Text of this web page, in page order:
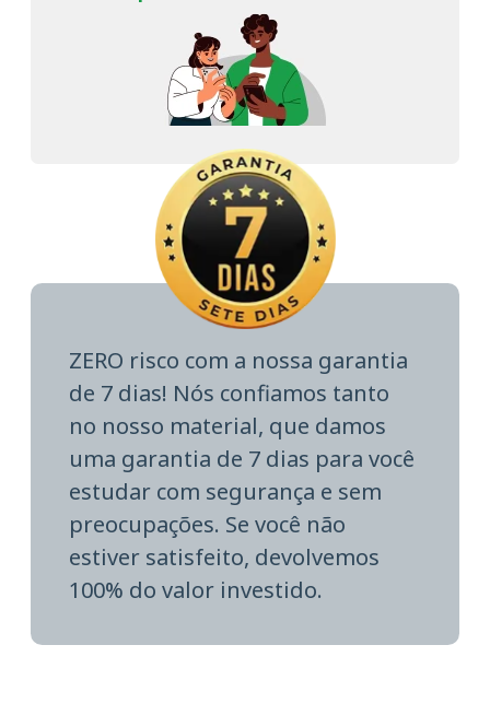
ZERO risco com a nossa garantia
de 7 dias! Nós confiamos tanto
no nosso material, que damos
uma garantia de 7 dias para você
estudar com segurança e sem
preocupações. Se você não
estiver satisfeito, devolvemos
100% do valor investido.